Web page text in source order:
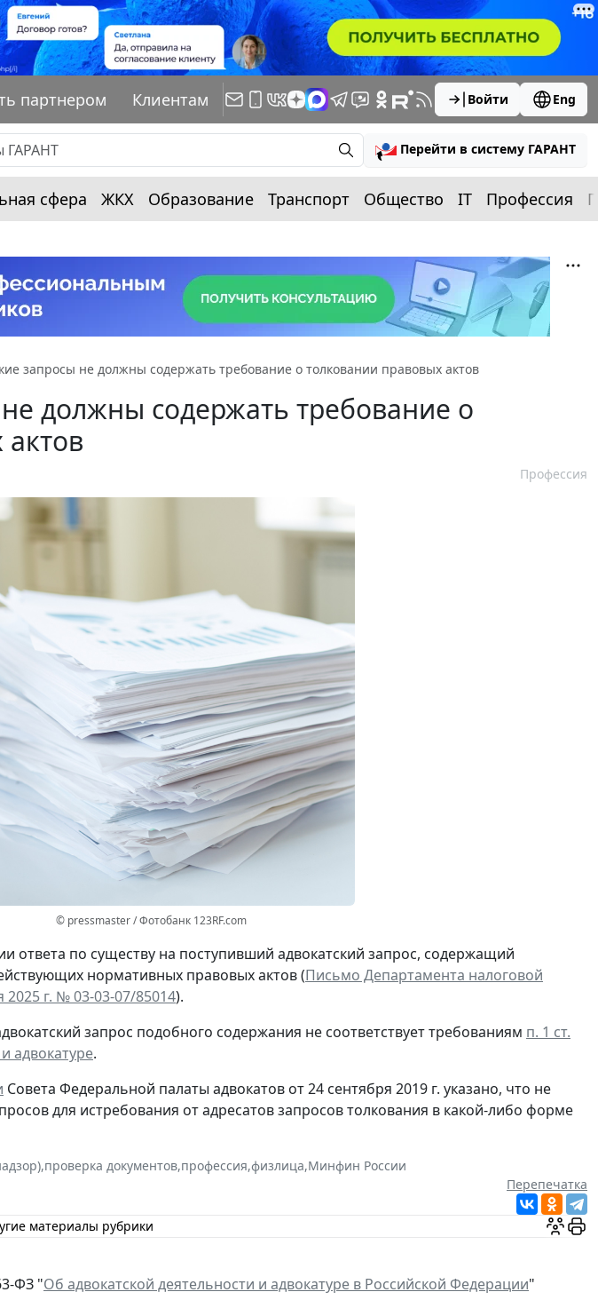
партнером Клиентам Войти Eng
Перейти в систему ГАРАНТ
сфера ЖКХ Образование Транспорт Общество IT Профессия
запросы не должны содержать требование о толковании правовых актов
должны содержать требование о
Профессия
© pressmaster / Фотобанк 123RF.com
ответа по существу на поступивший адвокатский запрос, содержащий
нормативных правовых актов (Письмо Департамента налоговой
г. № 03-03-07/85014).
запрос подобного содержания не соответствует требованиям п. 1 ст.
адвокатуре.
Совета Федеральной палаты адвокатов от 24 сентября 2019 г. указано, что не
для истребования от адресатов запросов толкования в какой-либо форме
,проверка документов,профессия,физлица,Минфин России
Перепечатка
материалы рубрики
ФЗ "Об адвокатской деятельности и адвокатуре в Российской Федерации"